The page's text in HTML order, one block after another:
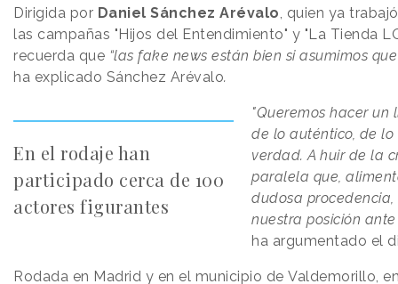
Dirigida por Daniel Sánchez Arévalo , quien ya
las campañas "Hijos del Entendimiento" y "La Tienda
recuerda que “las fake news están bien si asumimos
ha explicado Sánchez Arévalo.
En el rodaje han
participado cerca de 100
actores figurantes
"Queremos hacer
de lo auténtico, de lo
verdad. A huir de la
paralela que,
dudosa
nuestra posición
ha argumentado el
Rodada en Madrid y en el municipio de Valdemorillo,